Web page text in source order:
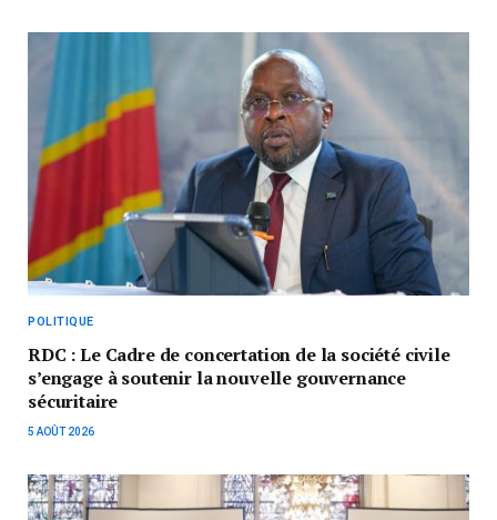
POLITIQUE
RDC : Le Cadre de concertation de la société civile
s’engage à soutenir la nouvelle gouvernance
sécuritaire
5 AOÛT 2026